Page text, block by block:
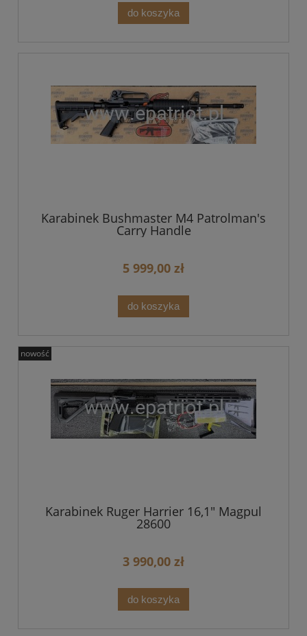
do koszyka
Karabinek Bushmaster M4 Patrolman's
Carry Handle
5 999,00 zł
do koszyka
Karabinek Ruger Harrier 16,1" Magpul
28600
3 990,00 zł
do koszyka
nowość